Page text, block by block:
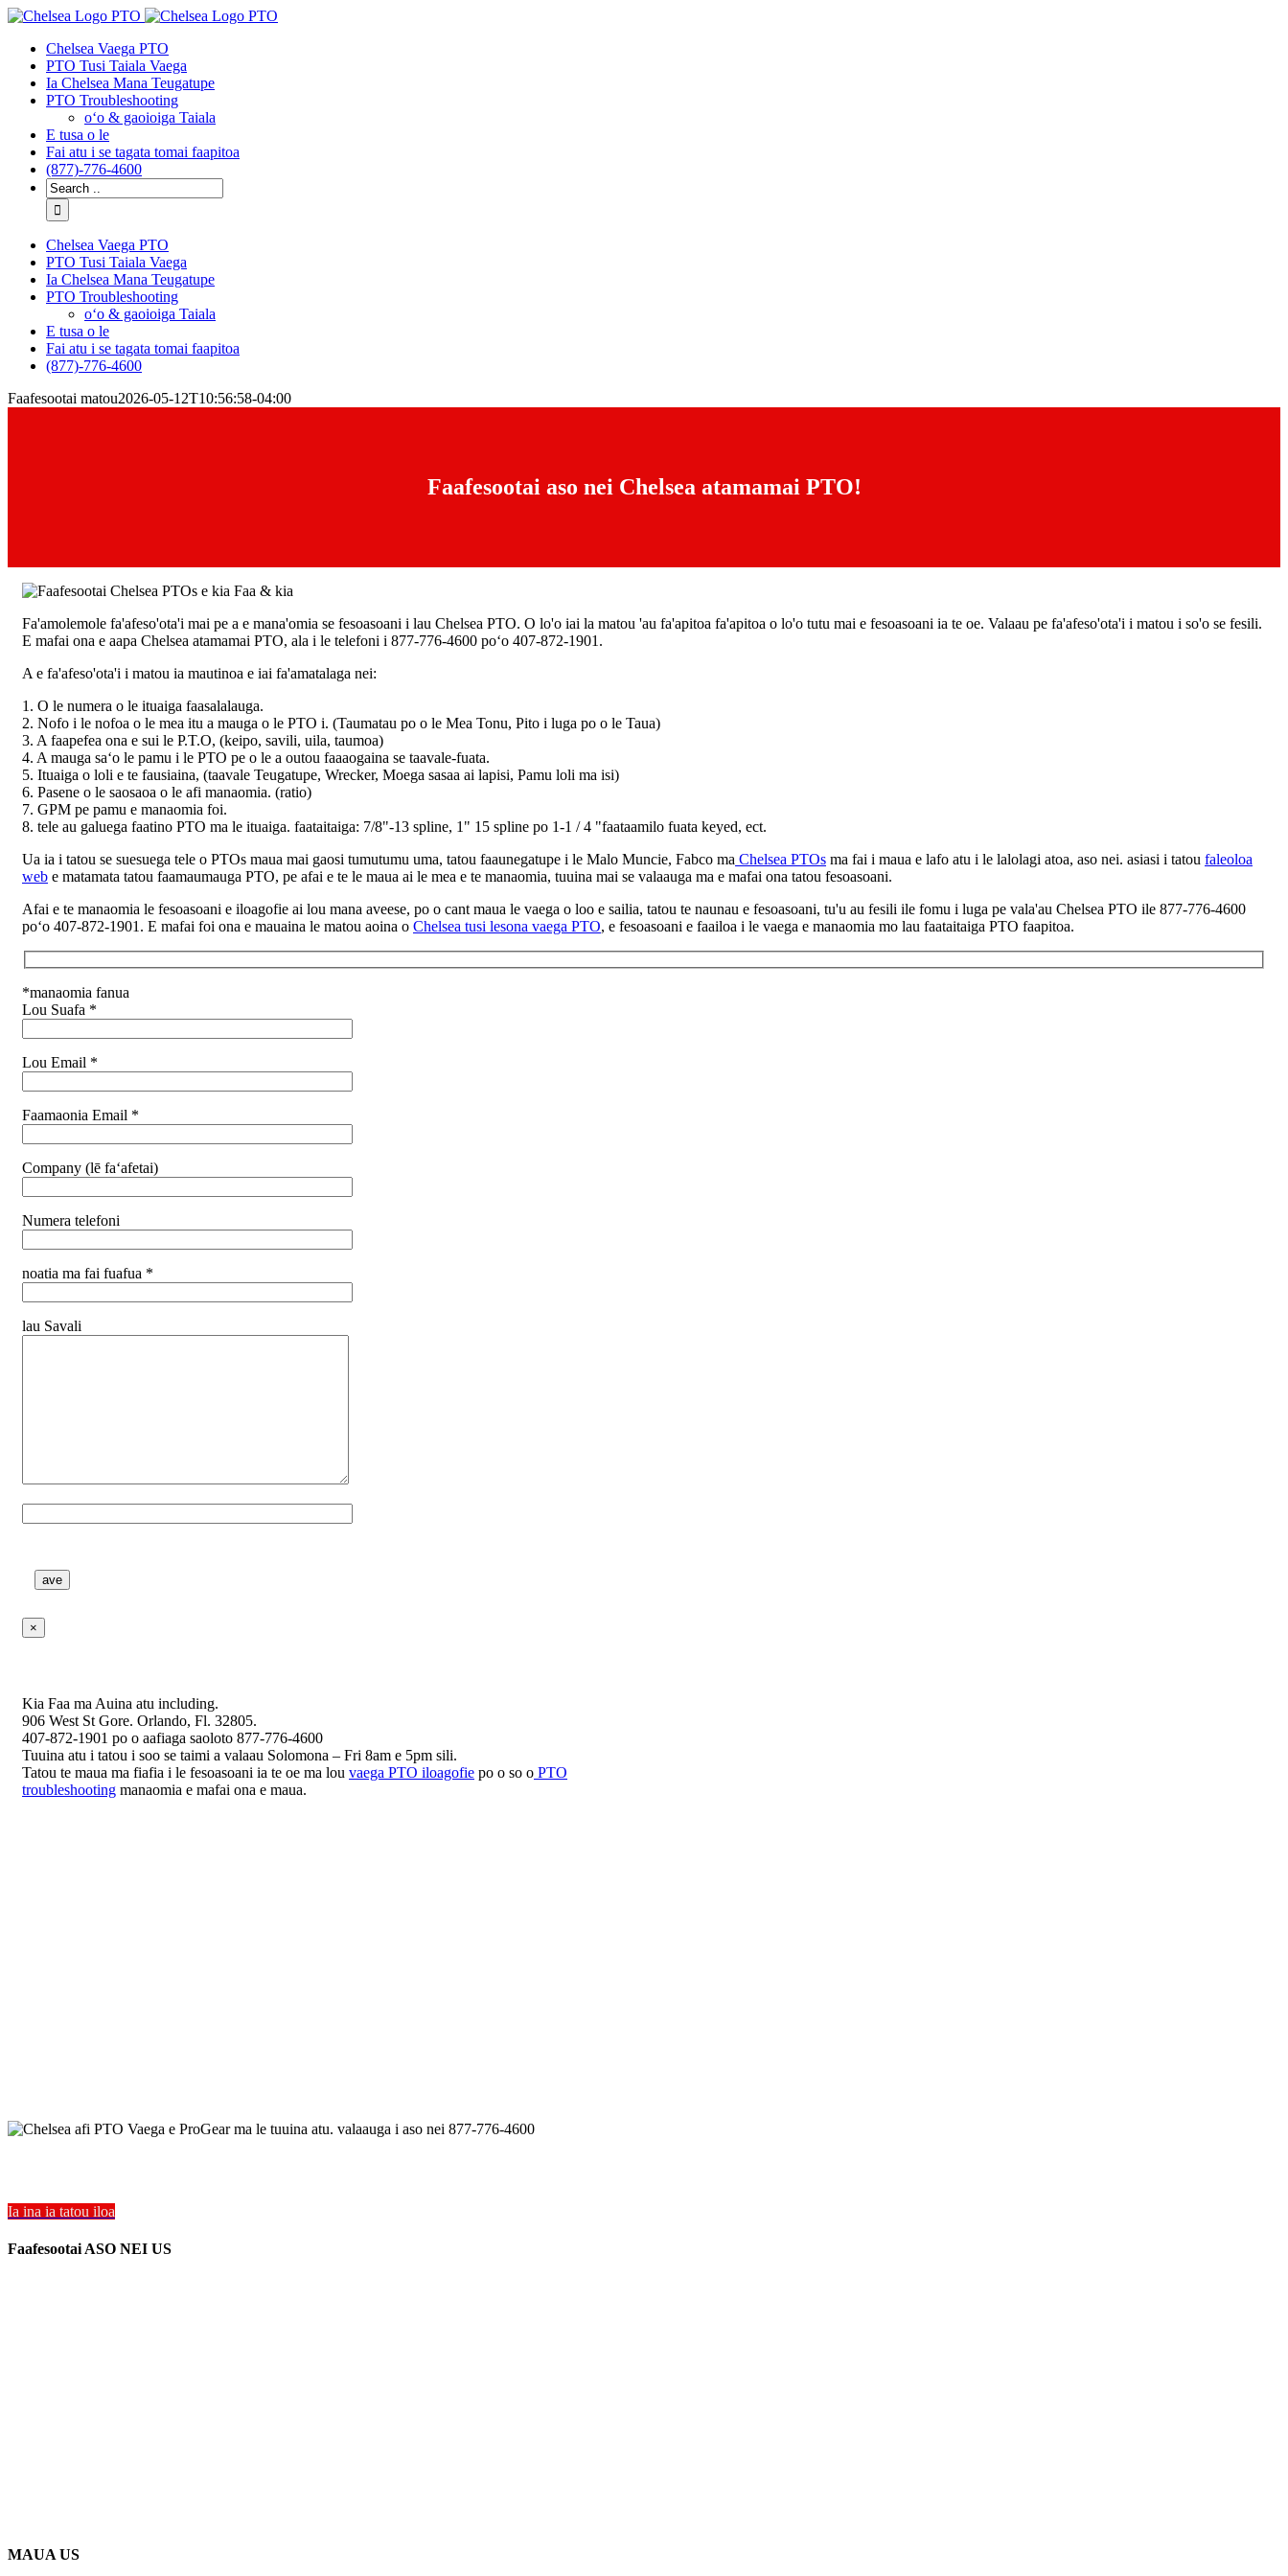
Faapasi
faamalieinaChelsea Vaega PTO
PTO Tusi Taiala Vaega
Ia Chelsea Mana Teugatupe
PTO Troubleshooting
oʻo & gaoioiga Taiala
E tusa o le
Fai atu i se tagata tomai faapitoa
(877)-776-4600
saili
mo:
Chelsea Vaega PTO
PTO Tusi Taiala Vaega
Ia Chelsea Mana Teugatupe
PTO Troubleshooting
oʻo & gaoioiga Taiala
E tusa o le
Fai atu i se tagata tomai faapitoa
(877)-776-4600
Faafesootai matou2026-05-12T10:56:58-04:00
Faafesootai aso nei Chelsea atamamai PTO!
Fa'amolemole fa'afeso'ota'i mai pe a e mana'omia se fesoasoani i lau Chelsea PTO. O lo'o iai la matou 'au fa'apitoa fa'apitoa o lo'o tutu mai e fesoasoani ia te oe. Valaau pe fa'afeso'ota'i i matou i so'o se fesili.
E mafai ona e aapa Chelsea atamamai PTO, ala i le telefoni i 877-776-4600 poʻo 407-872-1901.
A e fa'afeso'ota'i i matou ia mautinoa e iai fa'amatalaga nei:
1. O le numera o le ituaiga faasalalauga.
2. Nofo i le nofoa o le mea itu a mauga o le PTO i. (Taumatau po o le Mea Tonu, Pito i luga po o le Taua)
3. A faapefea ona e sui le P.T.O, (keipo, savili, uila, taumoa)
4. A mauga saʻo le pamu i le PTO pe o le a outou faaaogaina se taavale-fuata.
5. Ituaiga o loli e te fausiaina, (taavale Teugatupe, Wrecker, Moega sasaa ai lapisi, Pamu loli ma isi)
6. Pasene o le saosaoa o le afi manaomia. (ratio)
7. GPM pe pamu e manaomia foi.
8. tele au galuega faatino PTO ma le ituaiga. faataitaiga: 7/8"-13 spline, 1" 15 spline po 1-1 / 4 "faataamilo fuata keyed, ect.
Ua ia i tatou se suesuega tele o PTOs maua mai gaosi tumutumu uma, tatou faaunegatupe i le Malo Muncie, Fabco ma Chelsea PTOs ma fai i maua e lafo atu i le lalolagi atoa, aso nei. asiasi i tatou faleoloa
web e matamata tatou faamaumauga PTO, pe afai e te le maua ai le mea e te manaomia, tuuina mai se valaauga ma e mafai ona tatou fesoasoani.
Afai e te manaomia le fesoasoani e iloagofie ai lou mana aveese, po o cant maua le vaega o loo e sailia, tatou te naunau e fesoasoani, tu'u au fesili ile fomu i luga pe vala'au Chelsea PTO ile 877-776-4600
poʻo 407-872-1901. E mafai foi ona e mauaina le matou aoina o Chelsea tusi lesona vaega PTO, e fesoasoani e faailoa i le vaega e manaomia mo lau faataitaiga PTO faapitoa.
*manaomia fanua
Lou Suafa *
Lou Email *
Faamaonia Email *
Company (lē faʻafetai)
Numera telefoni
noatia ma fai fuafua *
lau Savali
×
Kia Faa ma Auina atu including.
906 West St Gore. Orlando, Fl. 32805.
407-872-1901 po o aafiaga saoloto 877-776-4600
Tuuina atu i tatou i soo se taimi a valaau Solomona – Fri 8am e 5pm sili.
Tatou te maua ma fiafia i le fesoasoani ia te oe ma lou vaega PTO iloagofie po o so o PTO
troubleshooting manaomia e mafai ona e maua.
Ia ina ia tatou iloa
Faafesootai ASO NEI US
MAUA US